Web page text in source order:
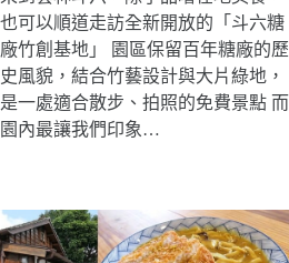
也可以順道走訪全新開放的「斗六糖
廠竹創基地」 園區保留百年糖廠的歷
史風貌，結合竹藝設計與大片綠地，
是一處適合散步、拍照的免費景點 而
園內最讓我們印象…